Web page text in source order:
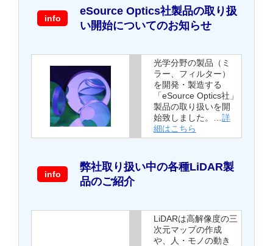
info
eSource Optics社製品の取り扱
い開始についてのお知らせ
光学分野の製品（ミ
ラー、フィルター）
を開発・製造する
「eSource Optics社」
製品の取り扱いを開
始致しました。… 詳
細はこちら
info
弊社取り扱い中の各種LiDAR製
品のご紹介
LiDARは高解像度の三
次元マップの作成
や、人・モノの動き